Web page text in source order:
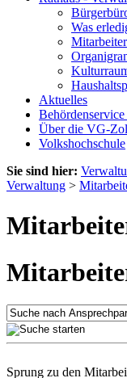
Was
Mitarbeiter
Aktuelles
Über die VG-
Volkshochschule
Sie sind hier:
Verwaltung >
Sprung zu den